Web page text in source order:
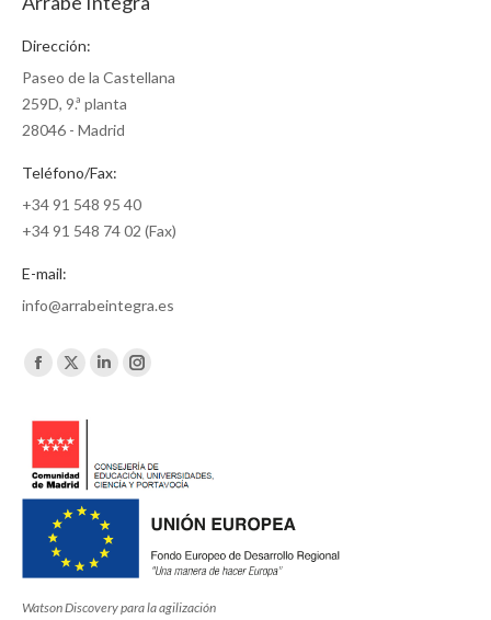
Dirección:
Paseo de la Castellana
259D, 9.ª planta
28046 - Madrid
Teléfono/Fax:
+34 91 548 95 40
+34 91 548 74 02 (Fax)
E-mail:
info@arrabeintegra.es
Encuéntranos en:
Facebook
new
window
X
new
window
Linkedin
in
new
window
Instagram
in
new
window
Watson Discovery para la agilización